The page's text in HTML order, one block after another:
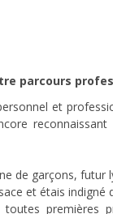
parcours
et
de garçons,
et étais indigné
premières